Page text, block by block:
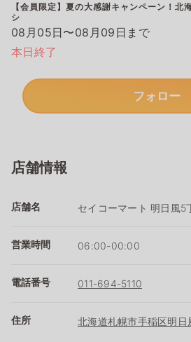
【会員限定】夏の大感謝キャンペーン！北
シ
08月05日〜08月09日まで
本日終了
フォロー
店舗情報
店舗名 セイコーマート 明日風5
営業時間 06:00-00:00
電話番号 011-694-5110
住所 北海道札幌市手稲区明